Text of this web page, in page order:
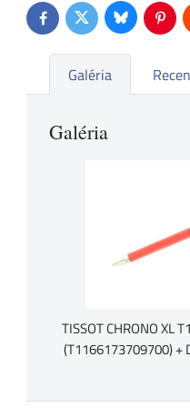
FacebookTwitterBluesky
Galéria
Galéria
TISSOT CHRONO XL
(T1166173709700) +